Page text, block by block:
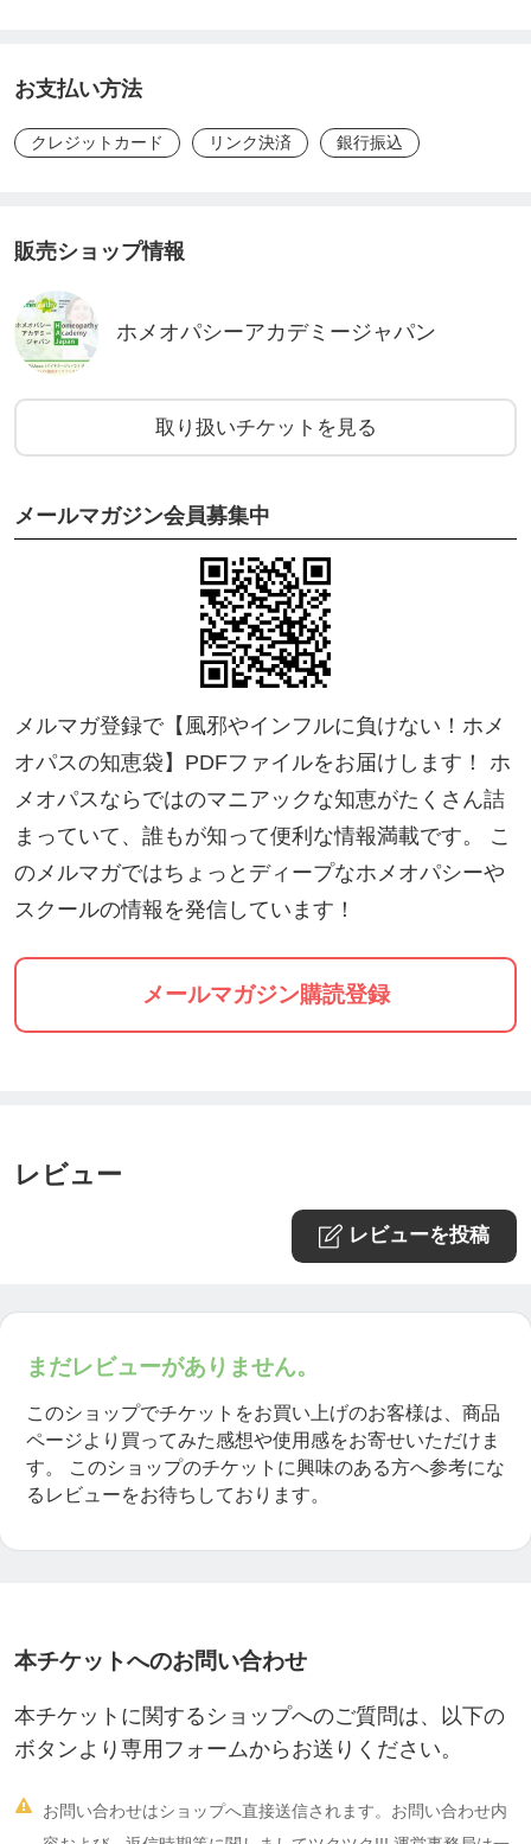
アの身近な選択肢の一つとして、ホメオパシーを利
用することができる社会を目指すものです。
そのためにはまず、しっかりとした専門教育と実践
トレーニングによって、力量あるホメオパスが育成
されていくことが必要です。
実はオランダには、そのような社会の実現に向け
て、着実に歩を進めているホメオパス養成スクール
ホメオパシーの始祖である医師ハーネマンの二大著
作をつぶさに研究し、その成果を40数年にわたる実
践経験の中で確かめてきたエワルト・ストットラー
氏。彼が校長を務めるHomeopathy Academy Netherl
ands (HAN)がそれです。
🔸保険認定（民間）がされる唯一のホメオパス養成
オランダでは、HANの正規課程を終え、認定試験を
クリアしたホメオパスの提供する業務には、代替療
保険の認定基準が近年ますます厳しくなる中で、ホ
メオパシーの学校としてその卒業者が保険認定ホメ
オパスとなることのできる、オランダ唯一（2023年
それだけに、HANのカリキュラムの充実度、課され
る課題の質と量、試験の厳格さは瞠目すべきもので
す。
る！！🔸
（ホメオパシーアカデミージャパン：略称 エイチエ
ージャパン）です。
イツでは原書であるドイツ語のオルガノン・慢性病
お支払い方法
クレジットカード リンク決済 銀行振込
販売ショップ情報
ホメオパシーアカデミージャパン
取り扱いチケットを見る
メールマガジン会員募集中
メルマガ登録で【風邪やインフルに負けない！ホメ
オパスの知恵袋】PDFファイルをお届けします！ ホ
メオパスならではのマニアックな知恵がたくさん詰
まっていて、誰もが知って便利な情報満載です。 こ
のメルマガではちょっとディープなホメオパシーや
スクールの情報を発信しています！
メールマガジン購読登録
レビュー
レビューを投稿
まだレビューがありません。
このショップでチケットをお買い上げのお客様は、商品
ページより買ってみた感想や使用感をお寄せいただけま
す。
このショップのチケットに興味のある方へ参考にな
るレビューをお待ちしております。
本チケットへのお問い合わせ
本チケットに関するショップへのご質問は、以下の
ボタンより専用フォームからお送りください。

お問い合わせはショップへ直接送信されます。お問い合わせ内